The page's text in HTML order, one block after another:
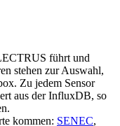
führt und
stehen zur Auswahl,
Zu jedem Sensor
aus der InfluxDB, so
kommen: SENEC,